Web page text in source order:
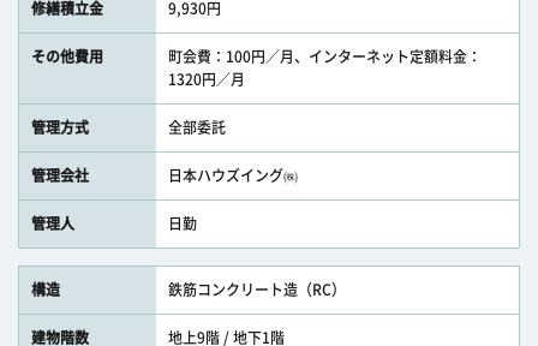
修繕積立金 9,930円
その他費用
町会費：100円／月、インターネット定額料金：
1320円／月
管理方式 全部委託
管理会社 日本ハウズイング㈱
管理人 日勤
構造 鉄筋コンクリート造（RC）
建物階数 地上9階 / 地下1階